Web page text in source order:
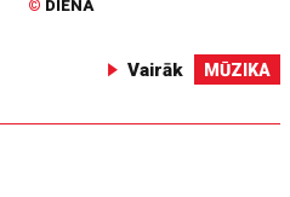
© DIENA
Vairāk MŪZIKA